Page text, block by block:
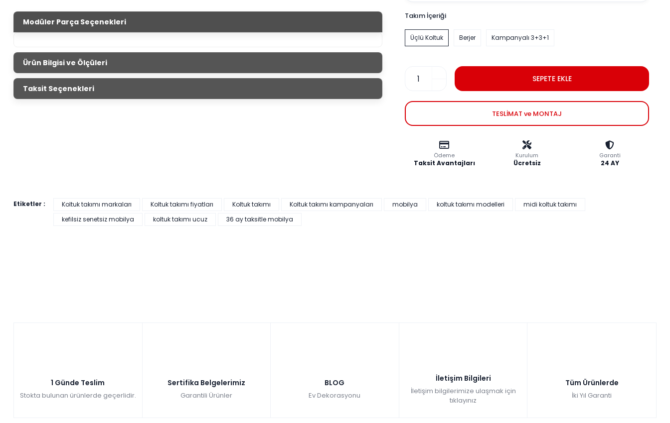
Modüler Parça Seçenekleri
Ürün Bilgisi ve Ölçüleri
Nitra Koltuk Takımı
Taksit Seçenekleri
Takım İçeriği
Üçlü Koltuk Berjer Kampanyalı 3+3+1
SEPETE EKLE
TESLİMAT ve MONTAJ
Ödeme
Taksit Avantajları
Kurulum
Ücretsiz
Garanti
24 AY
Etiketler : Koltuk takımı markaları Koltuk takımı fiyatları Koltuk takımı Koltuk takımı kampanyaları mobilya koltuk takımı modelleri
midi koltuk takımı
kefilsiz senetsiz mobilya
koltuk takımı ucuz 36 ay taksitle mobilya
1 Günde Teslim
Stokta bulunan ürünlerde geçerlidir.
Sertifika Belgelerimiz
Garantili Ürünler
BLOG
Ev Dekorasyonu
İletişim Bilgileri
İletişim bilgilerimize ulaşmak için
tıklayınız
Tüm Ürünlerde
İki Yıl Garanti